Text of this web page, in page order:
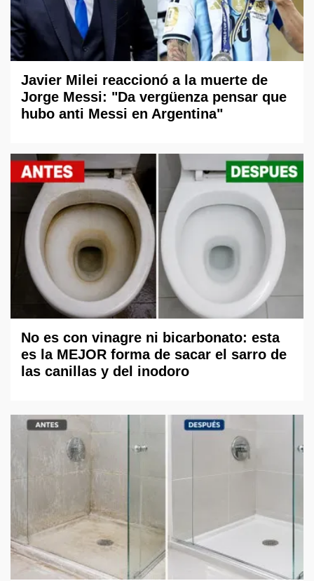
Javier Milei reaccionó a la muerte de
Jorge Messi: "Da vergüenza pensar que
hubo anti Messi en Argentina"
No es con vinagre ni bicarbonato: esta
es la MEJOR forma de sacar el sarro de
las canillas y del inodoro